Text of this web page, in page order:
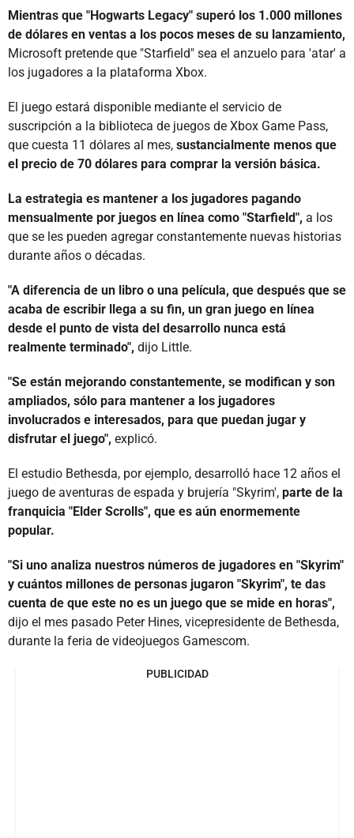
Mientras que "Hogwarts Legacy" superó los 1.000 millones
de dólares en ventas a los pocos meses de su lanzamiento,
Microsoft pretende que "Starfield" sea el anzuelo para 'atar' a
los jugadores a la plataforma Xbox.
El juego estará disponible mediante el servicio de
suscripción a la biblioteca de juegos de Xbox Game Pass,
que cuesta 11 dólares al mes, sustancialmente menos que
el precio de 70 dólares para comprar la versión básica.
La estrategia es mantener a los jugadores pagando
mensualmente por juegos en línea como "Starfield", a los
que se les pueden agregar constantemente nuevas historias
durante años o décadas.
"A diferencia de un libro o una película, que después que se
acaba de escribir llega a su fin, un gran juego en línea
desde el punto de vista del desarrollo nunca está
realmente terminado", dijo Little.
"Se están mejorando constantemente, se modifican y son
ampliados, sólo para mantener a los jugadores
involucrados e interesados, para que puedan jugar y
disfrutar el juego", explicó.
El estudio Bethesda, por ejemplo, desarrolló hace 12 años el
juego de aventuras de espada y brujería "Skyrim', parte de la
franquicia "Elder Scrolls", que es aún enormemente
popular.
"Si uno analiza nuestros números de jugadores en "Skyrim"
y cuántos millones de personas jugaron "Skyrim", te das
cuenta de que este no es un juego que se mide en horas",
dijo el mes pasado Peter Hines, vicepresidente de Bethesda,
durante la feria de videojuegos Gamescom.
PUBLICIDAD